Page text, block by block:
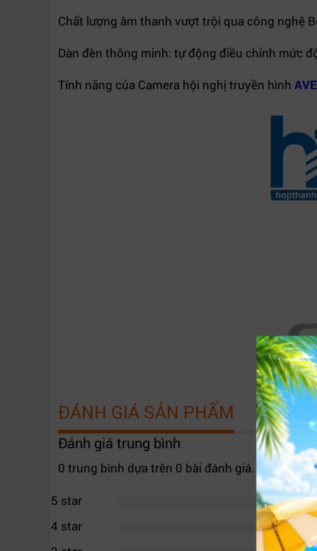
Chất lượng âm thanh vượt trội qua công nghệ
Dàn đèn thông minh: tự động điều chỉnh mức
Tính năng của Camera hội nghị truyền hình
Video bar 4K chất lượng hình ảnh siêu rõ nét
ĐÁNH GIÁ SẢN PHẨM
Đánh giá trung bình
0 trung bình dựa trên 0 bài đánh giá.
5 star
4 star